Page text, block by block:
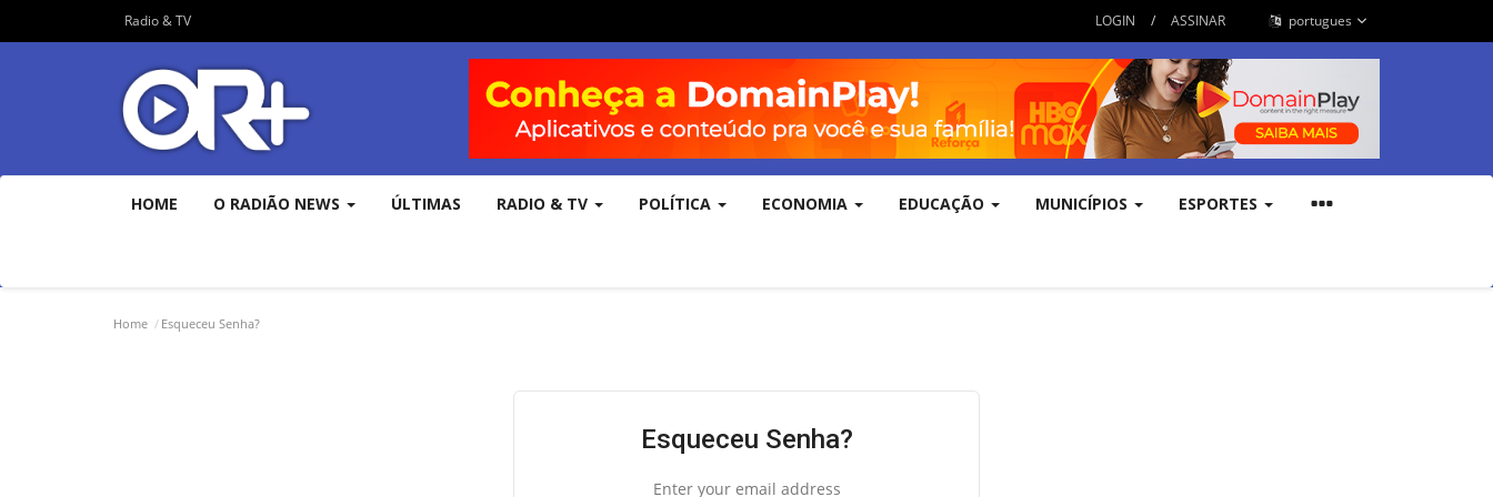
Radio & TV LOGIN / ASSINAR portugues
HOME O RADIÃO NEWS ÚLTIMAS RADIO & TV POLÍTICA ECONOMIA EDUCAÇÃO MUNICÍPIOS ESPORTES
Home Esqueceu Senha?
Esqueceu Senha?
Enter your email address